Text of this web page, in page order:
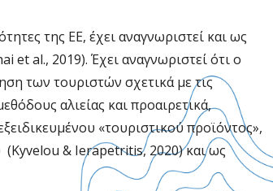
της ΕΕ, έχει αναγνωριστεί και ως
et al., 2019). Έχει αναγνωριστεί ότι ο
των τουριστών σχετικά με τις
αλιείας και προαιρετικά,
«τουριστικού προϊόντος»,
& Ierapetritis, 2020) και ως